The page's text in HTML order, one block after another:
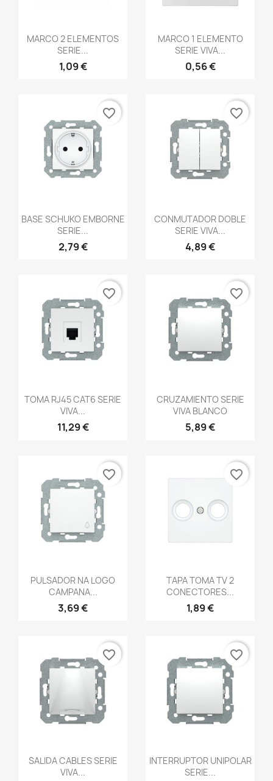
Vista rápida
MARCO 2 ELEMENTOS
SERIE...
1,09 €
Vista rápida
MARCO 1 ELEMENTO
SERIE VIVA...
0,56 €
Vista rápida
BASE SCHUKO EMBORNE
SERIE...
2,79 €
favorite_border
Vista rápida
CONMUTADOR DOBLE
SERIE VIVA...
4,89 €
favorite_border
 Vista rápida
TOMA RJ45 CAT6 SERIE
VIVA...
11,29 €
favorite_border
Vista rápida
CRUZAMIENTO SERIE
VIVA BLANCO
5,89 €
favorite_border
Vista rápida
PULSADOR NA LOGO
CAMPANA...
3,69 €
favorite_border
Vista rápida
TAPA TOMA TV 2
CONECTORES...
1,89 €
favorite_border
Vista rápida
SALIDA CABLES SERIE
VIVA...
favorite_border
Vista rápida
INTERRUPTOR UNIPOLAR
SERIE...
favorite_border